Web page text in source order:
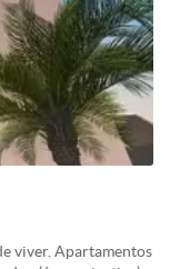
viver. Apartamentos